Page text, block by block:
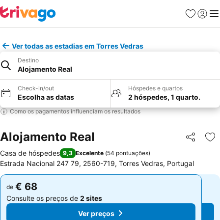
Favoritos
Iniciar
Ver todas as estadias em Torres Vedras
Destino
Alojamento Real
Check-in/out
Escolha as datas
Hóspedes e quartos
2 hóspedes, 1 quarto.
Como os pagamentos influenciam os resultados
Alojamento Real Partilhar
Casa de hóspedes 9,3 Excelente (54 pontuações)
Estrada Nacional 247 79, 2560-719, Torres Vedras, Portugal
de € 68
Consulte os preços de 2 sites
Ver preços
de € 68
Consulte os preços de 2 sites
Ver preços